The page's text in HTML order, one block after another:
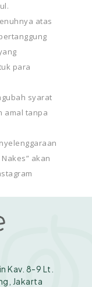
atas
para
syarat
amal tanpa
akan
Kav. 8-9 Lt.
Jakarta